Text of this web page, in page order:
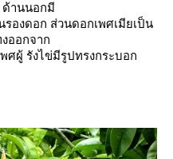
ด้านนอกมี
รองดอก ส่วนดอกเพศเมียเป็น
ออกจาก
ศผู้ รังไข่มีรูปทรงกระบอก